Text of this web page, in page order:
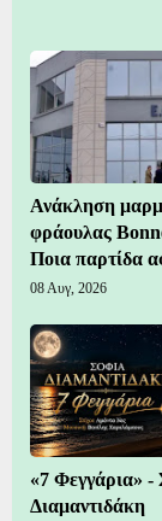
Ανάκληση
φράουλας
Ποια παρτίδα
08 Αυγ, 2026
«7 Φεγγάρια» -
Διαμαντιδάκη